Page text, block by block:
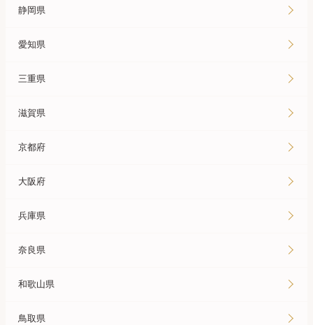
静岡県
愛知県
三重県
滋賀県
京都府
大阪府
兵庫県
奈良県
和歌山県
鳥取県